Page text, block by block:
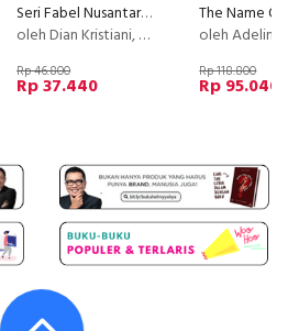
Seri Fabel Nusantara Kalimantan Selatan: Teman Untuk Bekantan Kecil ( Cover Baru )
oleh Dian Kristiani, Dian K.
Rp 46.800
Rp 37.440
oleh Adelina
Rp 118.800
Rp 95.040